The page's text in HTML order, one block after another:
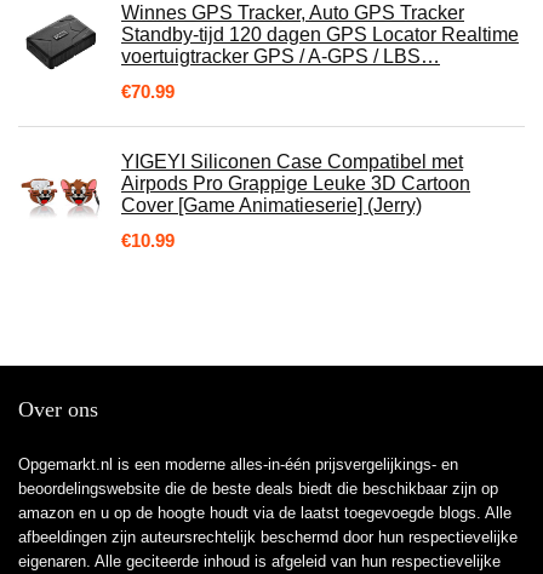
Winnes GPS Tracker, Auto GPS Tracker
Standby-tijd 120 dagen GPS Locator Realtime
voertuigtracker GPS / A-GPS / LBS…
€70.99
YIGEYI Siliconen Case Compatibel met
Airpods Pro Grappige Leuke 3D Cartoon
Cover [Game Animatieserie] (Jerry)
€10.99
Over ons
Opgemarkt.nl is een moderne alles-in-één prijsvergelijkings- en
beoordelingswebsite die de beste deals biedt die beschikbaar zijn op
amazon en u op de hoogte houdt via de laatst toegevoegde blogs. Alle
afbeeldingen zijn auteursrechtelijk beschermd door hun respectievelijke
eigenaren. Alle geciteerde inhoud is afgeleid van hun respectievelijke